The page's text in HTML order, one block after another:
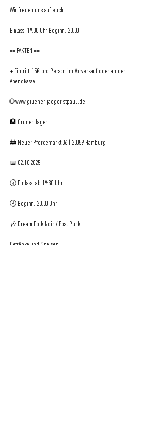
Wir freuen uns auf euch!
Einlass: 19:30 Uhr Beginn: 20:00
== FAKTEN ==
+ Eintritt: 15€ pro Person im Vorverkauf oder an der
Abendkasse
🌐 www.gruener-jaeger-stpauli.de
🏨 Grüner Jäger
🚋 Neuer Pferdemarkt 36 | 20359 Hamburg
📅 02.10.2025
🕢 Einlass: ab 19:30 Uhr
🕗 Beginn: 20:00 Uhr
🎶 Dream Folk Noir / Post Punk
Getränke und Speisen: